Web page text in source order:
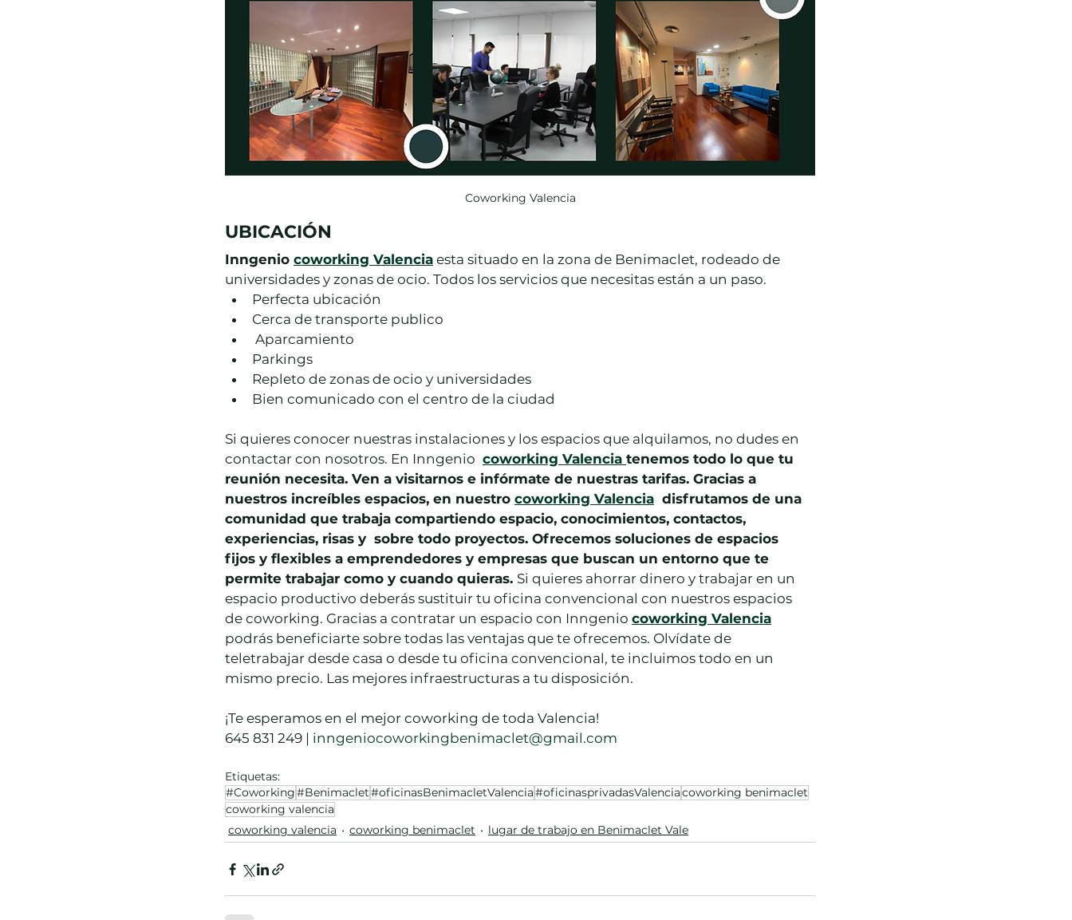
Coworking Valencia
UBICACIÓN
Inngenio coworking Valencia esta situado en la zona de Benimaclet, rodeado de
universidades y zonas de ocio. Todos los servicios que necesitas están a un paso.
Perfecta ubicación
Cerca de transporte publico
Aparcamiento
Parkings
Repleto de zonas de ocio y universidades
Bien comunicado con el centro de la ciudad
Si quieres conocer nuestras instalaciones y los espacios que alquilamos, no dudes en
contactar con nosotros. En Inngenio coworking Valencia tenemos todo lo que tu
reunión necesita. Ven a visitarnos e infórmate de nuestras tarifas. Gracias a
nuestros increíbles espacios, en nuestro coworking Valencia
  disfrutamos de una
comunidad que trabaja compartiendo espacio, conocimientos, contactos,
experiencias, risas y  sobre todo proyectos. Ofrecemos soluciones de espacios
fijos y flexibles a emprendedores y empresas que buscan un entorno que te
permite trabajar como y cuando quieras. Si quieres ahorrar dinero y trabajar en un
espacio productivo deberás sustituir tu oficina convencional con nuestros espacios
de coworking. Gracias a contratar un espacio con Inngenio coworking Valencia
podrás beneficiarte sobre todas las ventajas que te ofrecemos. Olvídate de
teletrabajar desde casa o desde tu oficina convencional, te incluimos todo en un
mismo precio. Las mejores infraestructuras a tu disposición.
¡Te esperamos en el mejor coworking de toda Valencia!
645 831 249 | inngeniocoworkingbenimaclet@gmail.com
Etiquetas:
#Coworking#Benimaclet#oficinasBenimacletValencia#oficinasprivadasValenciacoworking benimaclet
coworking valencia
coworking valencia
coworking benimaclet lugar de trabajo en Benimaclet Vale